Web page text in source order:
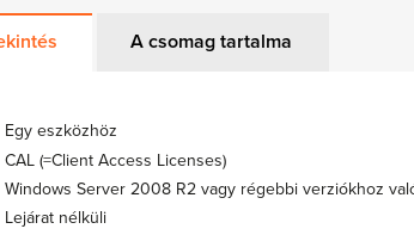
A csomag tartalma
Egy eszközhöz
CAL (=Client Access Licenses)
Windows Server 2008 R2 vagy régebbi verziókhoz
Lejárat nélküli